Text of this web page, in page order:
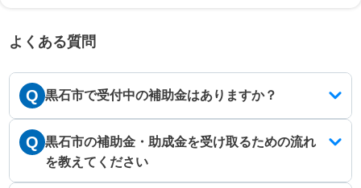
よくある質問
Q 黒石市で受付中の補助金はありますか？
Q 黒石市の補助金・助成金を受け取るための流れ
を教えてください